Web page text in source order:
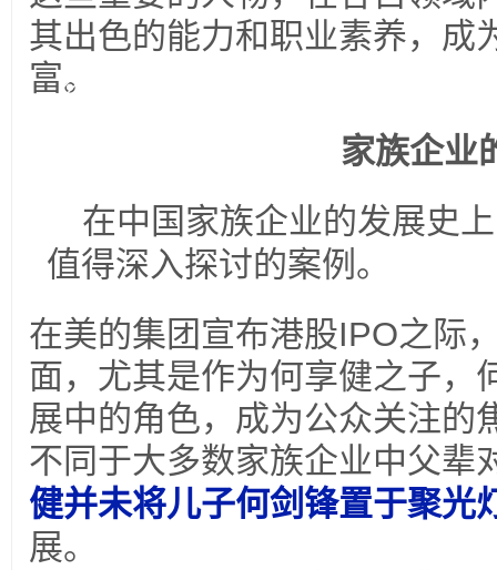
其出色的能力和职业素养，成
富。
三
家族企业
在中国家族企业的发展史
值得深入探讨的案例。
在美的集团宣布港股IPO之际
面，尤其是作为何享健之子，
展中的角色，成为公众关注的
不同于大多数家族企业中父辈
健并未将儿子何剑锋置于聚光
展。